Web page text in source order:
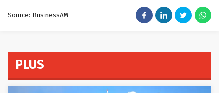
Source: BusinessAM
PLUS